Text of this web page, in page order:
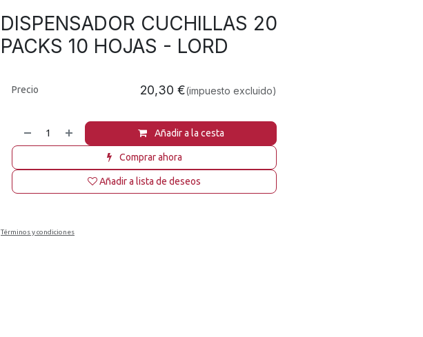
DISPENSADOR CUCHILLAS 20
PACKS 10 HOJAS - LORD
Añadir a la cesta
Comprar ahora
Añadir a lista de deseos
Precio 20,30 €(impuesto excluido)
Términos y condiciones